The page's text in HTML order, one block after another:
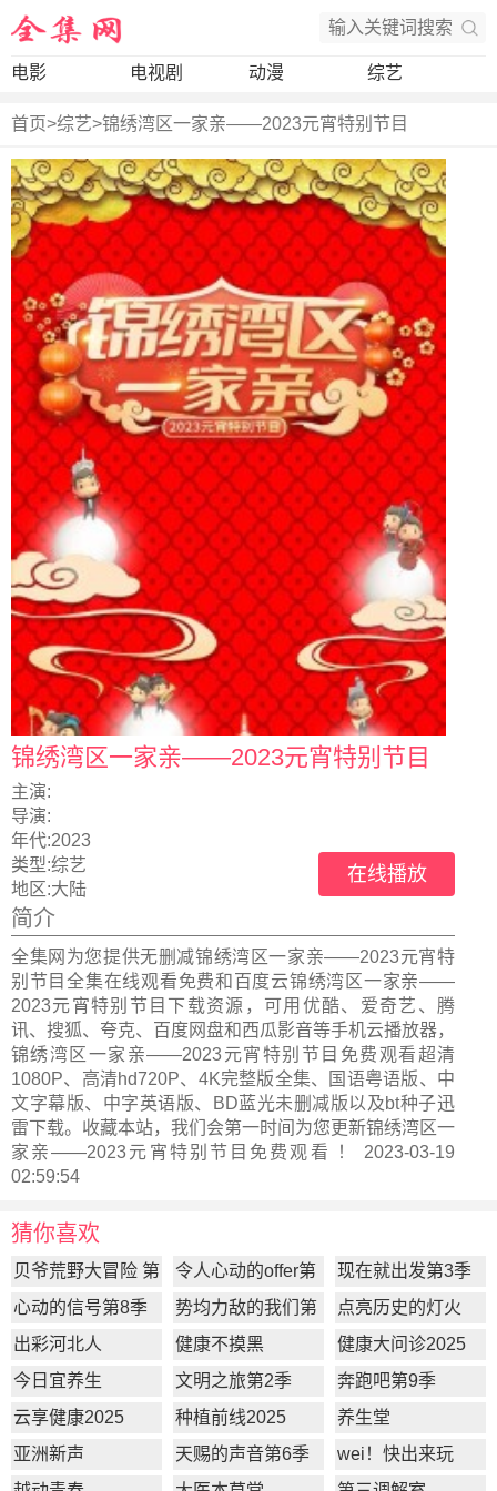
电影 电视剧 动漫 综艺
首页>综艺>锦绣湾区一家亲——2023元宵特别节目
锦绣湾区一家亲——2023元宵特别节目
主演:
导演:
年代:2023
类型:综艺
地区:大陆
在线播放
简介
全集网为您提供无删减锦绣湾区一家亲——2023元宵特
别节目全集在线观看免费和百度云锦绣湾区一家亲——
2023元宵特别节目下载资源，可用优酷、爱奇艺、腾
讯、搜狐、夸克、百度网盘和西瓜影音等手机云播放器，
锦绣湾区一家亲——2023元宵特别节目免费观看超清
1080P、高清hd720P、4K完整版全集、国语粤语版、中
文字幕版、中字英语版、BD蓝光未删减版以及bt种子迅
雷下载。收藏本站，我们会第一时间为您更新锦绣湾区一
家亲——2023元宵特别节目 免费观看 ！ 2023-03-19
02:59:54
猜你喜欢
贝爷荒野大冒险 第
一季
令人心动的offer第
7季
现在就出发第3季
心动的信号第8季
势均力敌的我们第
2季
点亮历史的灯火
出彩河北人
健康不摸黑
健康大问诊2025
今日宜养生
文明之旅第2季
奔跑吧第9季
云享健康2025
种植前线2025
养生堂
亚洲新声
天赐的声音第6季
wei！快出来玩